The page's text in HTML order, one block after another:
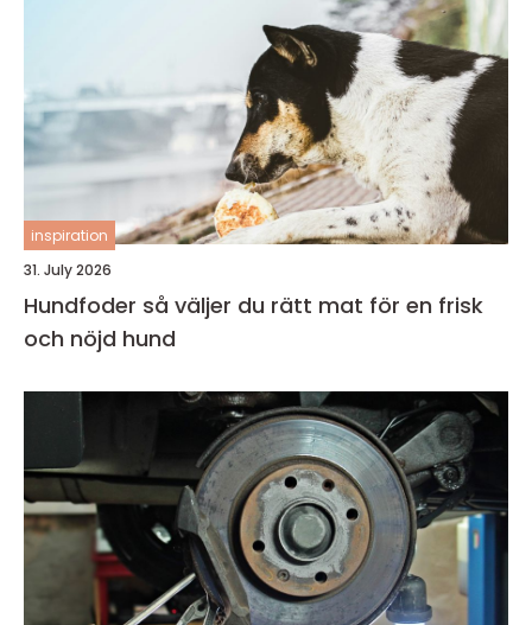
inspiration
31. July 2026
Hundfoder så väljer du rätt mat för en frisk
och nöjd hund